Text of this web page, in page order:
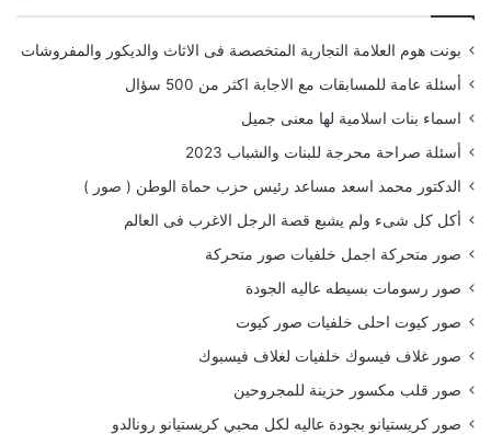
بونت هوم العلامة التجارية المتخصصة فى الاثاث والديكور والمفروشات
أسئلة عامة للمسابقات مع الاجابة اكثر من 500 سؤال
اسماء بنات اسلامية لها معنى جميل
أسئلة صراحة محرجة للبنات والشباب 2023
الدكتور محمد اسعد مساعد رئيس حزب حماة الوطن ( صور )
أكل كل شىء ولم يشبع قصة الرجل الاغرب فى العالم
صور متحركة اجمل خلفيات صور متحركة
صور رسومات بسيطه عاليه الجودة
صور كيوت احلى خلفيات صور كيوت
صور غلاف فيسوك خلفيات لغلاف فيسبوك
صور قلب مكسور حزينة للمجروحين
صور كريستيانو بجودة عاليه لكل محبي كريستيانو رونالدو